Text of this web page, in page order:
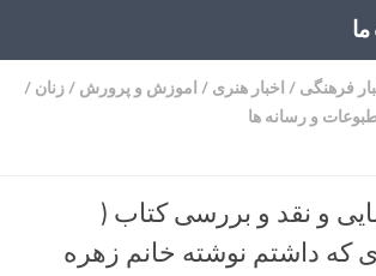
فرهنگی / اخبار هنری / اموزش و پرورش /زنان /
و رسانه ها
و نقد و بررسی کتاب (
که داشتم نوشته خانم زهره